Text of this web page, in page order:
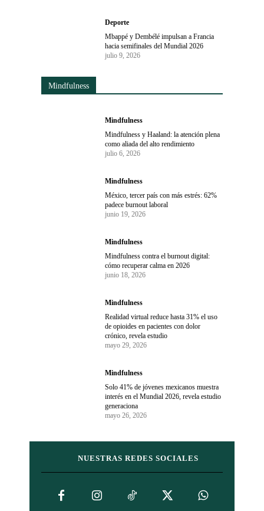
Deporte
Mbappé y Dembélé impulsan a Francia
hacia semifinales del Mundial 2026
julio 9, 2026
Mindfulness
Mindfulness
Mindfulness y Haaland: la atención plena
como aliada del alto rendimiento
julio 6, 2026
Mindfulness
México, tercer país con más estrés: 62%
padece burnout laboral
junio 19, 2026
Mindfulness
Mindfulness contra el burnout digital:
cómo recuperar calma en 2026
junio 18, 2026
Mindfulness
Realidad virtual reduce hasta 31% el uso
de opioides en pacientes con dolor
crónico, revela estudio
mayo 29, 2026
Mindfulness
Solo 41% de jóvenes mexicanos muestra
interés en el Mundial 2026, revela estudio
generaciona
mayo 26, 2026
NUESTRAS REDES SOCIALES